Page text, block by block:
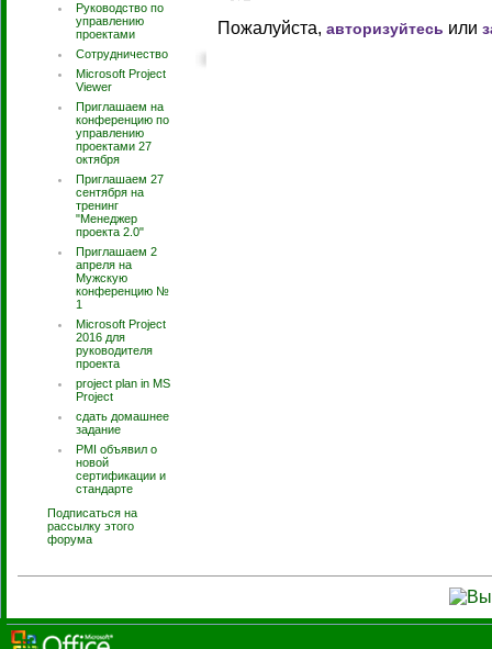
Руководство по
управлению
проектами
Сотрудничество
Microsoft Project
Viewer
Приглашаем на
конференцию по
управлению
проектами 27
октября
Приглашаем 27
сентября на
тренинг
"Менеджер
проекта 2.0"
Приглашаем 2
апреля на
Мужскую
конференцию №
1
Microsoft Project
2016 для
руководителя
проекта
project plan in MS
Project
сдать домашнее
задание
PMI объявил о
новой
сертификации и
стандарте
Подписаться на
рассылку этого
форума
Пожалуйста, авторизуйтесь или